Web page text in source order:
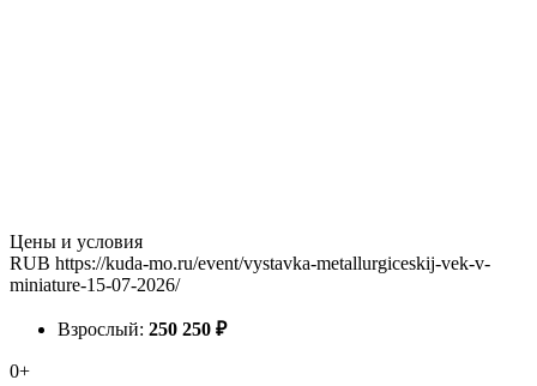
Цены и условия
RUB https://kuda-mo.ru/event/vystavka-metallurgiceskij-vek-v-
miniature-15-07-2026/
Взрослый: 250 250 ₽
0+